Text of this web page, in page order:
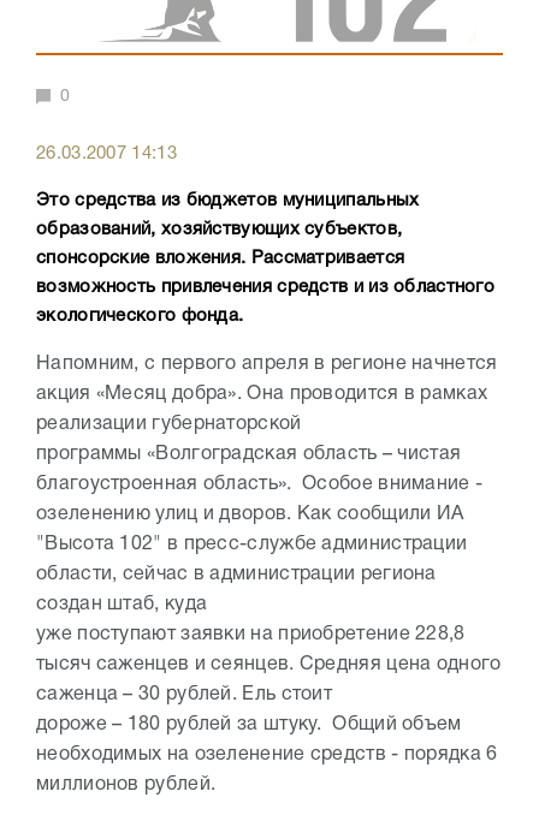
0
26.03.2007 14:13
Это средства из бюджетов муниципальных
образований, хозяйствующих субъектов,
спонсорские вложения. Рассматривается
возможность привлечения средств и из областного
экологического фонда.
Напомним, с первого апреля в регионе начнется
акция «Месяц добра». Она проводится в рамках
реализации губернаторской
программы «Волгоградская область – чистая
благоустроенная область». Особое внимание -
озеленению улиц и дворов. Как сообщили ИА
"Высота 102" в пресс-службе администрации
области, сейчас в администрации региона
создан штаб, куда
уже поступают заявки на приобретение 228,8
тысяч саженцев и сеянцев. Средняя цена одного
саженца – 30 рублей. Ель стоит
дороже – 180 рублей за штуку. Общий объем
необходимых на озеленение средств - порядка 6
миллионов рублей.